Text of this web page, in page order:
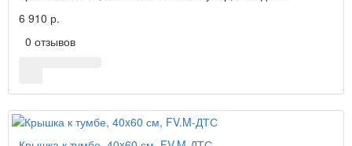
6 910 р.
0 отзывов